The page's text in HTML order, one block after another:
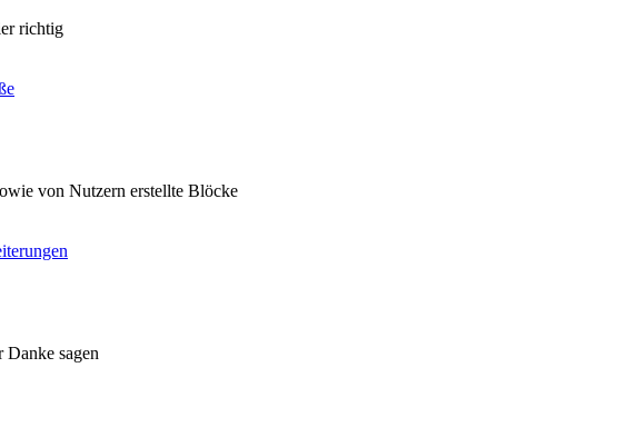
richtig
von Nutzern erstellte Blöcke
sagen